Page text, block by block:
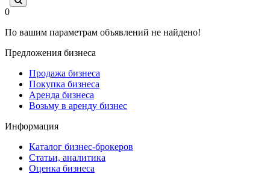
0
По вашим параметрам объявлений не найдено!
Предложения бизнеса
Продажа бизнеса
Покупка бизнеса
Аренда бизнеса
Возьму в аренду бизнес
Информация
Каталог бизнес-брокеров
Статьи, аналитика
Оценка бизнеса